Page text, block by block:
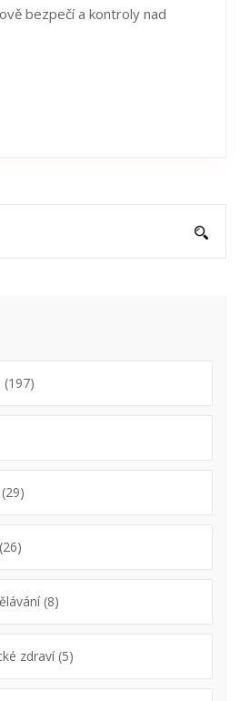
bezpečí a kontroly nad
(197)
(29)
(26)
(8)
zdraví(5)